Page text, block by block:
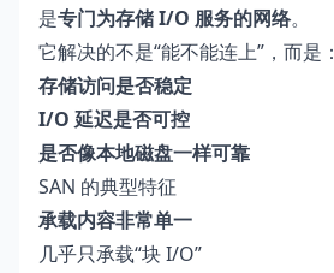
是专门为存储 I/O 服务的网络。
它解决的不是“能不能连上”，而是：
存储访问是否稳定
I/O 延迟是否可控
是否像本地磁盘一样可靠
SAN 的典型特征
承载内容非常单一
几乎只承载“块 I/O”